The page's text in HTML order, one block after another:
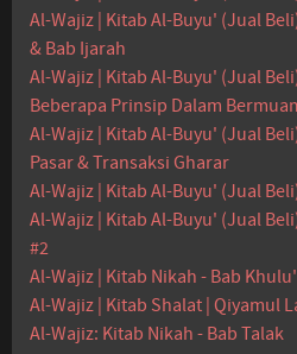
Al-Wajiz | Kitab Al-Buyu' (Jual
& Bab Ijarah
Al-Wajiz | Kitab Al-Buyu' (Jual
Beberapa Prinsip Dalam
Al-Wajiz | Kitab Al-Buyu' (Jual
Pasar & Transaksi Gharar
Al-Wajiz | Kitab Al-Buyu' (Jual
Al-Wajiz | Kitab Al-Buyu' (Jual
#2
Al-Wajiz | Kitab Nikah - Bab
Al-Wajiz | Kitab Shalat | Qiyamul
Al-Wajiz: Kitab Nikah - Bab Talak